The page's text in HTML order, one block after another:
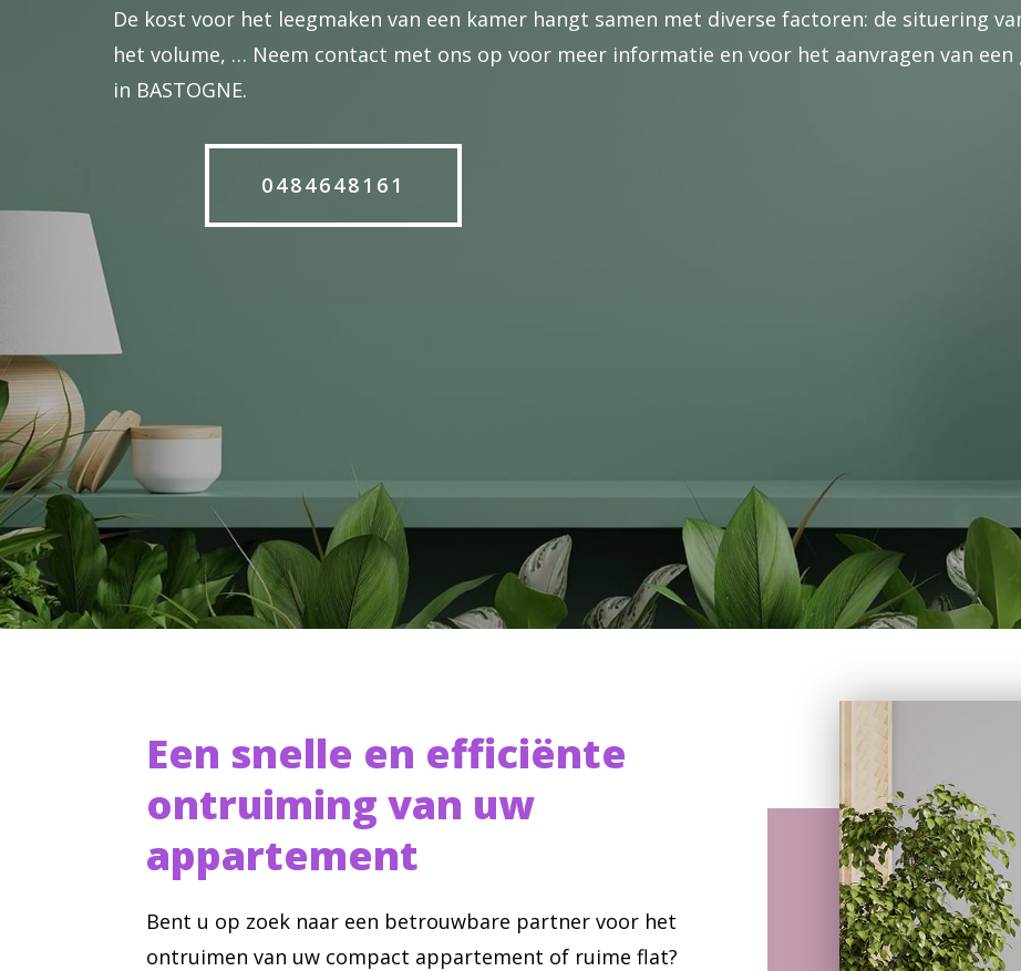
De kost voor het leegmaken van een kamer hangt samen met diverse factoren: de situering
het volume, … Neem contact met ons op voor meer informatie en voor het aanvragen van
in BASTOGNE.
0484648161
Een snelle en efficiënte
ontruiming van uw
appartement
Bent u op zoek naar een betrouwbare partner voor het
ontruimen van uw compact appartement of ruime flat?